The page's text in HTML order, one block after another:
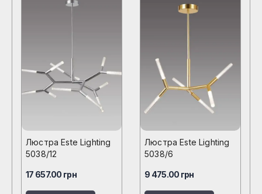
Люстра Este Lighting
5038/12
17 657.00 грн
Люстра Este Lighting
5038/6
9 475.00 грн